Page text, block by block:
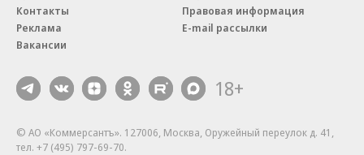
Контакты
Реклама
Вакансии
Правовая информация
E-mail рассылки
18+
© АО «Коммерсантъ». 127006, Москва, Оружейный переулок д. 41,
тел. +7 (495) 797-69-70.